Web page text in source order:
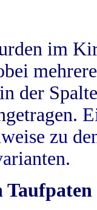
im
der
zu
Taufpaten